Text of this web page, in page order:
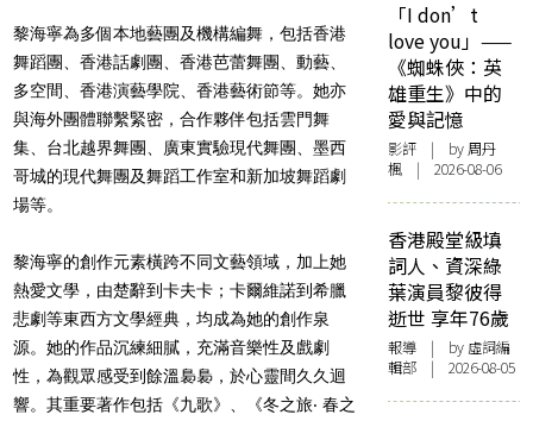
黎海寧為多個本地藝團及機構編舞，包括香港
舞蹈團、香港話劇團、香港芭蕾舞團、動藝、
多空間、香港演藝學院、香港藝術節等。她亦
與海外團體聯繫緊密，合作夥伴包括雲門舞
集、台北越界舞團、廣東實驗現代舞團、墨西
哥城的現代舞團及舞蹈工作室和新加坡舞蹈劇
場等。
黎海寧的創作元素橫跨不同文藝領域，加上她
熱愛文學，由楚辭到卡夫卡；卡爾維諾到希臘
悲劇等東西方文學經典，均成為她的創作泉
源。她的作品沉練細膩，充滿音樂性及戲劇
性，為觀眾感受到餘溫裊裊，於心靈間久久迴
響。其重要著作包括《九歌》、《冬之旅‧ 春之
「I don’t
love you」——
《蜘蛛俠：英
雄重生》中的
愛與記憶
影評 | by周丹
楓 | 2026-08-06
香港殿堂級填
詞人、資深綠
葉演員黎彼得
逝世 享年76歲
報導 | by 虛詞編
輯部 | 2026-08-05